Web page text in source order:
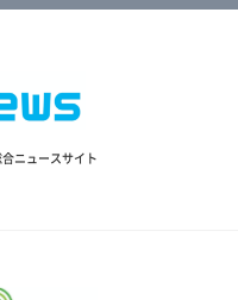
ニュースサイト